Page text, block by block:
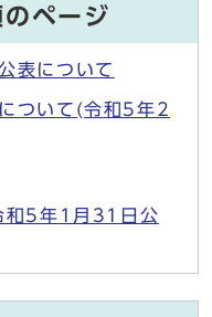
ページ
表について
ついて(令和5年2
和5年1月31日公